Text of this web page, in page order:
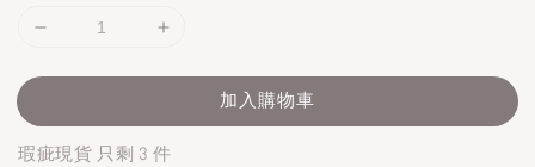
加入購物車
瑕疵現貨 只剩 3 件